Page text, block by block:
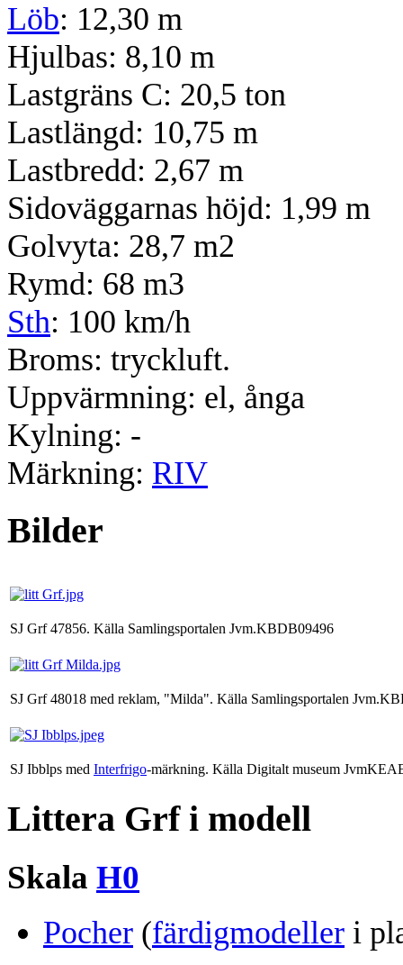
Löb: 12,30 m
Hjulbas: 8,10 m
Lastgräns C: 20,5 ton
Lastlängd: 10,75 m
Lastbredd: 2,67 m
Sidoväggarnas höjd: 1,99 m
Golvyta: 28,7 m2
Rymd: 68 m3
Sth: 100 km/h
Broms: tryckluft.
Uppvärmning: el, ånga
Kylning: -
Märkning: RIV
Bilder
SJ Grf 47856. Källa Samlingsportalen Jvm.KBDB09496
SJ Grf 48018 med reklam, "Milda". Källa Samlingsportalen
SJ Ibblps med Interfrigo-märkning. Källa Digitalt museum
Littera Grf i modell
Skala H0
Pocher (färdigmodeller i